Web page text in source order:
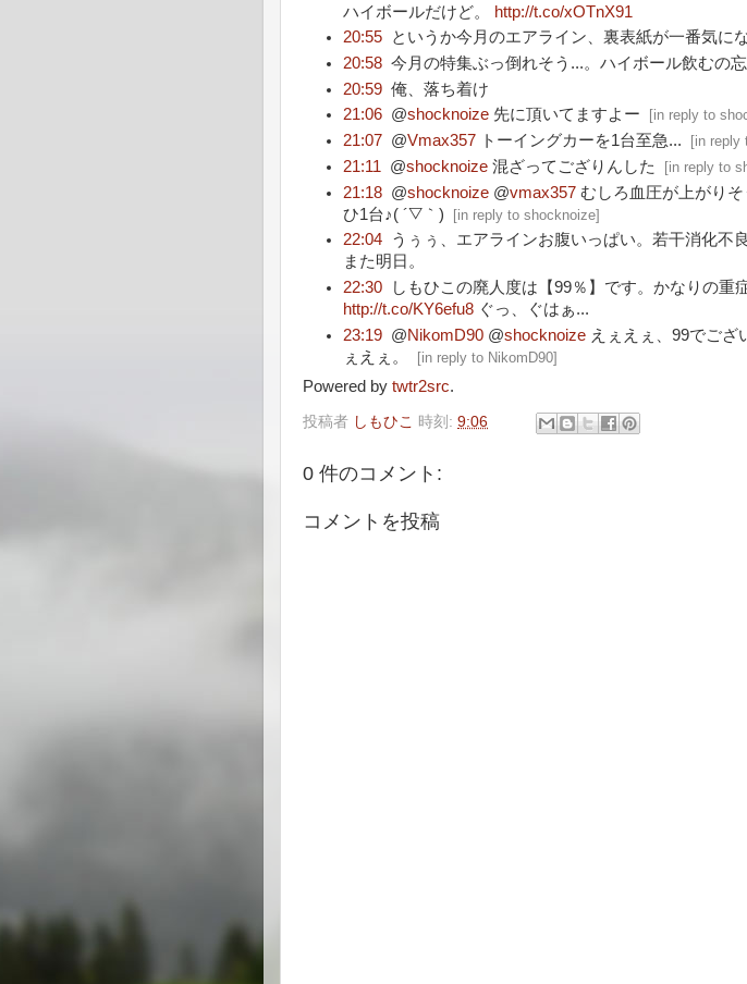
ハイボールだけど。
http://t.co/xOTnX91
20:55
というか今月のエアライン、裏表紙が一番気に
20:58 今月の特集ぶっ倒れそう...。ハイボール飲むの
20:59 俺、落ち着け
21:06 @shocknoize 先に頂いてますよー [in reply to
21:07 @Vmax357 トーイングカーを1台至急... [in reply
21:11 @shocknoize 混ざってござりんした [in reply to
21:18 @shocknoize @vmax357 むしろ血圧が上がり
ひ1台♪( ´▽｀) [in reply to shocknoize]
22:04
うぅぅ、エアラインお腹いっぱい。若干消化不
また明日。
22:30
しもひこの廃人度は【99％】です。かなりの重症
http://t.co/KY6efu8 ぐっ、ぐはぁ...
23:19 @NikomD90 @shocknoize えぇえぇ、99でござ
ぇえぇ。
[in reply to NikomD90]
Powered by twtr2src.
投稿者 しもひこ 時刻: 9:06
0 件のコメント:
コメントを投稿